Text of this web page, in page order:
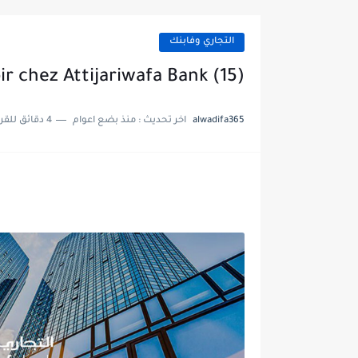
التجاري وفابنك
(15) Postes à Pourvoir chez Attijariwafa Bank
alwadifa365 اخر تحديث : منذ بضع اعوام 4 دقائق للقراءة